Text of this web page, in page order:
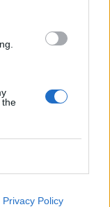
the
Privacy Policy
belüli